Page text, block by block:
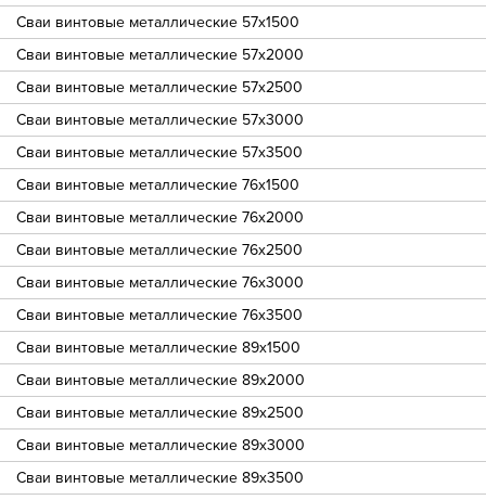
Сваи винтовые металлические 57х1500
Сваи винтовые металлические 57х2000
Сваи винтовые металлические 57х2500
Сваи винтовые металлические 57х3000
Сваи винтовые металлические 57х3500
Сваи винтовые металлические 76х1500
Сваи винтовые металлические 76х2000
Сваи винтовые металлические 76х2500
Сваи винтовые металлические 76х3000
Сваи винтовые металлические 76х3500
Сваи винтовые металлические 89х1500
Сваи винтовые металлические 89х2000
Сваи винтовые металлические 89х2500
Сваи винтовые металлические 89х3000
Сваи винтовые металлические 89х3500